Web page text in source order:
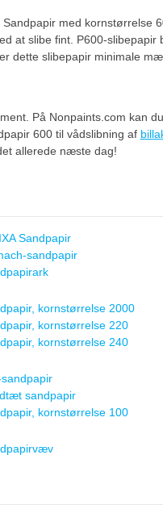
med kornstørrelse
at slibe fint. P600-
dette slibepapir minimale
På Nonpaints.com kan
600 til vådslibning af
allerede næste dag!
Sandpapir
sandpapir
kornstørrelse 2000
kornstørrelse 220
kornstørrelse 240
sandpapir
kornstørrelse 100